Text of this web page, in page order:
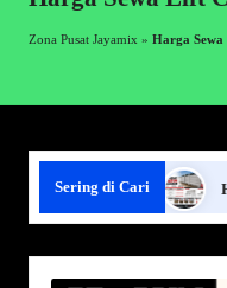
-
Ahlinya
Zona Pusat Jayamix » Harga
Sering di Cari
Panel Beton